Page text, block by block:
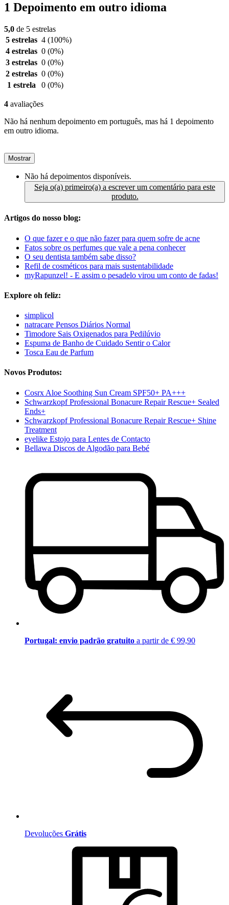
1 Depoimento em outro idioma
5,0 de 5 estrelas
5 estrelas 4 (100%)
4 estrelas 0 (0%)
3 estrelas 0 (0%)
2 estrelas 0 (0%)
1 estrela
0 (0%)
4 avaliações
Não há nenhum depoimento em português, mas há 1 depoimento
em outro idioma.
Mostrar
Não há depoimentos disponíveis.
Seja o(a) primeiro(a) a escrever um comentário para este
produto.
Artigos do nosso blog:
O que fazer e o que não fazer para quem sofre de acne
Fatos sobre os perfumes que vale a pena conhecer
O seu dentista também sabe disso?
Refil de cosméticos para mais sustentabilidade
myRapunzel! - E assim o pesadelo virou um conto de fadas!
Explore oh feliz:
simplicol
natracare Pensos Diários Normal
Timodore Sais Oxigenados para Pedilúvio
Espuma de Banho de Cuidado Sentir o Calor
Tosca Eau de Parfum
Novos Produtos:
Cosrx Aloe Soothing Sun Cream SPF50+ PA+++
Schwarzkopf Professional Bonacure Repair Rescue+ Sealed
Ends+
Schwarzkopf Professional Bonacure Repair Rescue+ Shine
Treatment
eyelike Estojo para Lentes de Contacto
Bellawa Discos de Algodão para Bebé
Portugal: envio padrão gratuito a partir de € 99,90
Devoluções Grátis